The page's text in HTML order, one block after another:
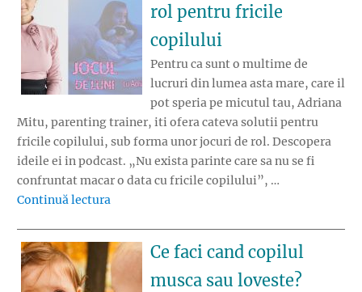
rol pentru fricile
copilului
Pentru ca sunt o multime de
lucruri din lumea asta mare, care il
pot speria pe micutul tau, Adriana
Mitu, parenting trainer, iti ofera cateva solutii pentru
fricile copilului, sub forma unor jocuri de rol. Descopera
ideile ei in podcast. „Nu exista parinte care sa nu se fi
confruntat macar o data cu fricile copilului”, …
Continuă lectura
Ce faci cand copilul
musca sau loveste?